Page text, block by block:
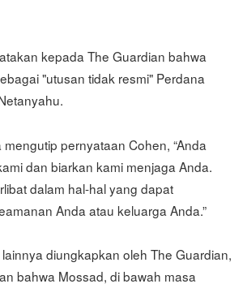
kepada The Guardian bahwa
"utusan tidak resmi" Perdana
pernyataan Cohen, “Anda
dan biarkan kami menjaga Anda.
dalam hal-hal yang dapat
Anda atau keluarga Anda.”
diungkapkan oleh The Guardian,
bahwa Mossad, di bawah masa